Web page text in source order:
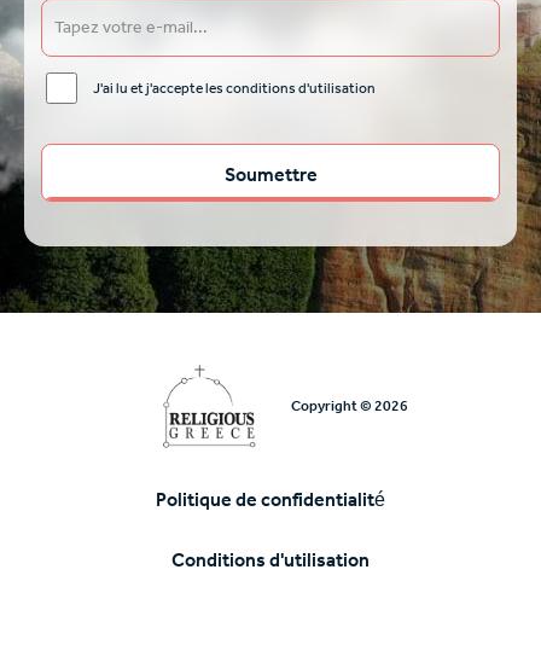
J'ai lu et j'accepte les conditions d'utilisation
Copyright © 2026
Υποσέλιδο
Politique de confidentialité
Conditions d'utilisation